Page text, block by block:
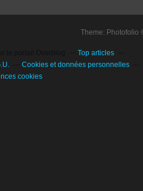
Theme:
Top articles
Cookies et données personnelles
cookies